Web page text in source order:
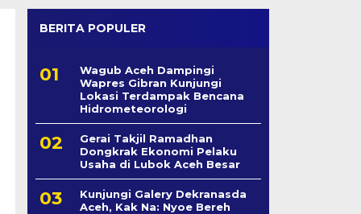
BERITA POPULER
Wagub Aceh Dampingi
Wapres Gibran Kunjungi
Lokasi Terdampak Bencana
Hidrometeorologi
Gerai Takjil Ramadhan
Dongkrak Ekonomi Pelaku
Usaha di Lubok Aceh Besar
Kunjungi Galery Dekranasda
Aceh, Kak Na: Nyoe Bereh